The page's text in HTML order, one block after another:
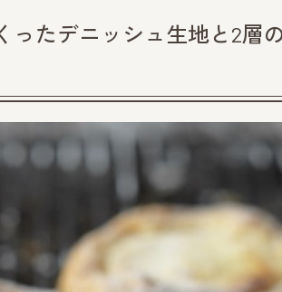
たデニッシュ生地と2層